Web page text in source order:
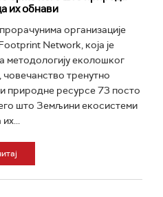
их обнави
организације
Network, која је
методологију еколошког
човечанство тренутно
природне ресурсе 73 посто
што Земљини екосистеми
их...